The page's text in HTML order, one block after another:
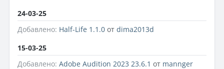
24-03-25
Добавлено: Half-Life 1.1.0 от dima2013d
15-03-25
Добавлено: Adobe Audition 2023 23.6.1 от mannger